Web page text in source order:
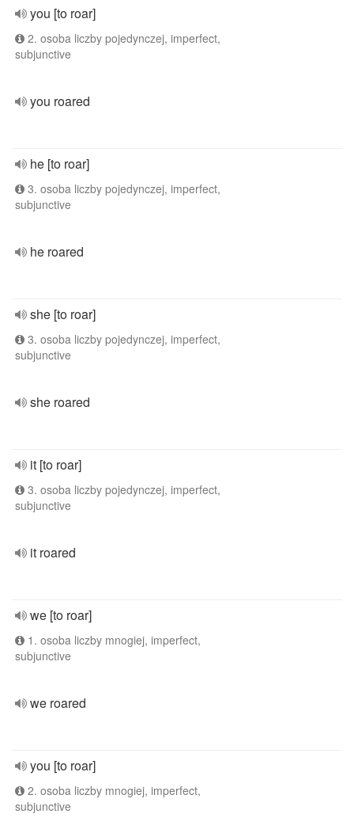
you [to roar]
2. osoba liczby pojedynczej, imperfect,
subjunctive
you roared
he [to roar]
3. osoba liczby pojedynczej, imperfect,
subjunctive
he roared
she [to roar]
3. osoba liczby pojedynczej, imperfect,
subjunctive
she roared
it [to roar]
3. osoba liczby pojedynczej, imperfect,
subjunctive
it roared
we [to roar]
1. osoba liczby mnogiej, imperfect,
subjunctive
we roared
you [to roar]
2. osoba liczby mnogiej, imperfect,
subjunctive